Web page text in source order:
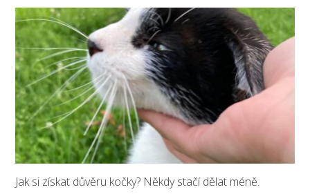
Jak si získat důvěru kočky? Někdy stačí dělat méně.